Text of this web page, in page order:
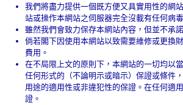
我們將盡力提供一個既方便又具實用性的網
站或操作本網站之伺服器完全沒載有任何病
雖然我們會致力保存本網站內容，但並不承
倘若閣下因使用本網站以致需要維修或更換
費用。
在不局限上文的原則下，本網站的一切均以
任何形式的（不論明示或暗示）保證或條件
用途的適用性或非違犯性的保證。在任何適
證。